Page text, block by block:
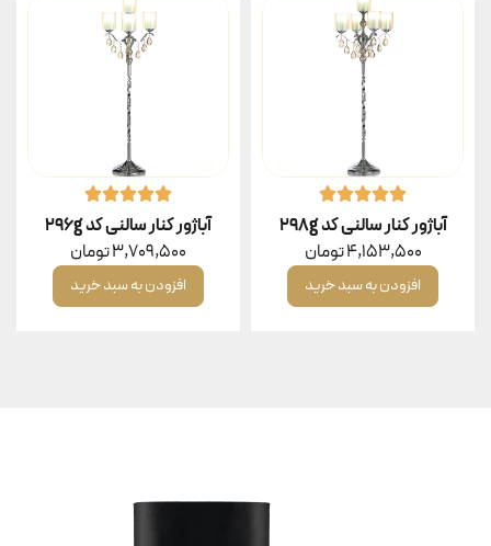
آباژور کنار سالنی کد 298g
4,153,500تومان
افزودن به سبد خرید
آباژور کنار سالنی کد 296g
3,709,500تومان
افزودن به سبد خرید